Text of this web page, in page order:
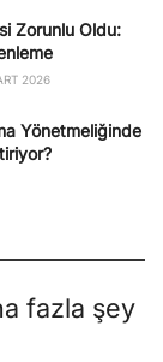
Zorunlu Oldu:
2026
Yönetmeliğinde
fazla şey